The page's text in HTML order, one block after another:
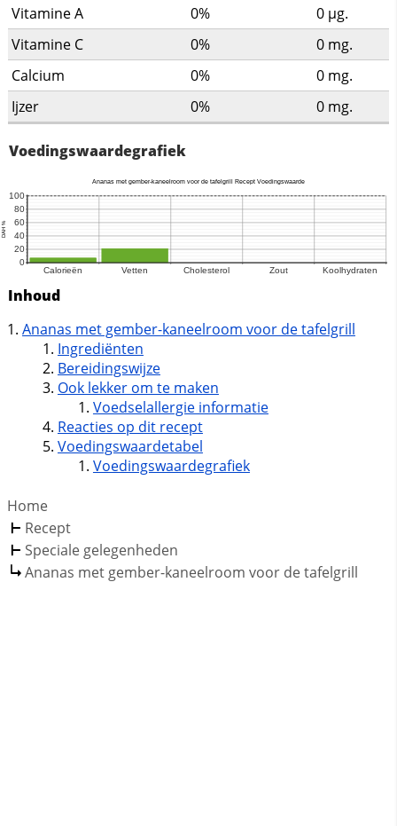
Vitamine A 0% 0 µg.
Vitamine C
0% 0 mg.
Calcium
0% 0 mg.
Ijzer
0% 0 mg.
Voedingswaardegrafiek
Inhoud
Ananas met gember-kaneelroom voor de tafelgrill
Ingrediënten
Bereidingswijze
Ook lekker om te maken
Voedselallergie informatie
Reacties op dit recept
Voedingswaardetabel
Voedingswaardegrafiek
Home
Recept
Speciale gelegenheden
Ananas met gember-kaneelroom voor de tafelgrill